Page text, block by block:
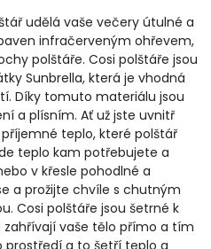
udělá vaše večery útulné a
infračerveným ohřevem,
polštáře. Cosi polštáře jsou
Sunbrella, která je vhodná
Díky tomuto materiálu jsou
a plísním. Ať už jste uvnitř
teplo, které polštář
teplo kam potřebujete a
v křesle pohodlné a
a prožijte chvíle s chutným
Cosi polštáře jsou šetrné k
vaše tělo přímo a tím